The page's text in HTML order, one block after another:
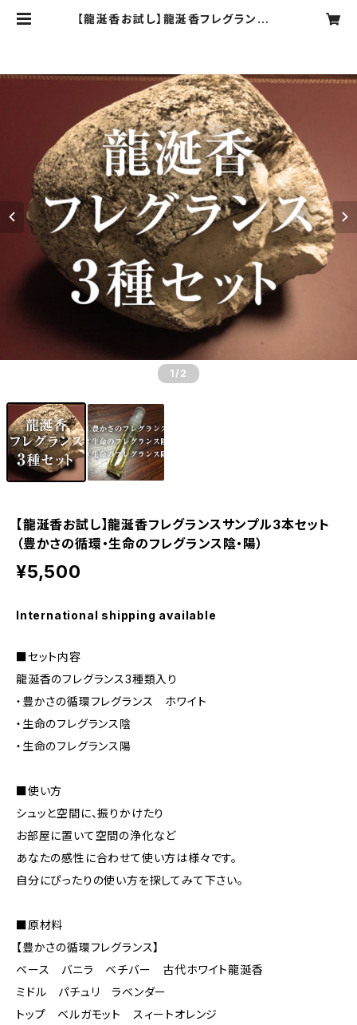
【龍涎香お試し】龍涎香フレグランスサ
1 /2
【龍涎香お試し】龍涎香フレグランスサンプル3本セット
（豊かさの循環・生命のフレグランス陰・陽）
¥5,500
International shipping available
■セット内容
龍涎香のフレグランス3種類入り
・豊かさの循環フレグランス ホワイト
・生命のフレグランス陰
・生命のフレグランス陽
■使い方
シュッと空間に、振りかけたり
お部屋に置いて空間の浄化など
あなたの感性に合わせて使い方は様々です。
自分にぴったりの使い方を探してみて下さい。
■原材料
【豊かさの循環フレグランス】
ベース バニラ ベチバー 古代ホワイト龍涎香
ミドル パチュリ ラベンダー
トップ ベルガモット スィートオレンジ